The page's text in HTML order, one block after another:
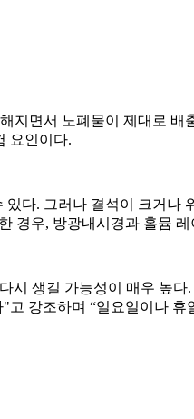
면서 노폐물이 제대로
요인이다.
다. 그러나 결석이 크거나
경우, 방광내시경과 홀뮴
생길 가능성이 매우 높
강조하며 “일요일이나